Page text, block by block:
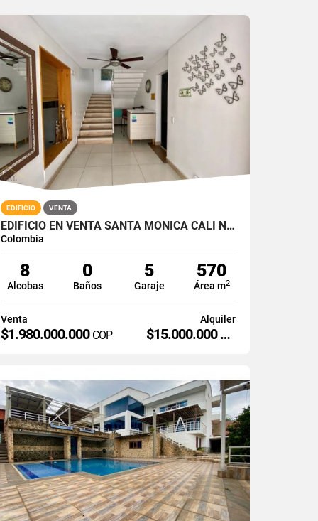
EDIFICIO VENTA
EDIFICIO EN VENTA SANTA MONICA CALI NORTE
Colombia
8
Alcobas
0
Baños
5
Garaje
570
Área m2
Venta
$1.980.000.000 COP
Alquiler
$15.000.000
COP